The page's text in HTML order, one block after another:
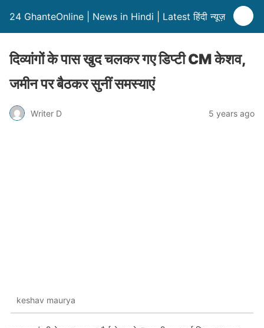
24 GhanteOnline | News in Hindi | Latest हिंदी न्यूज़
दिव्यांगों के पास खुद चलकर गए डिप्टी CM केशव,
जमीन पर बैठकर सुनीं समस्याएं
Writer D 5 years ago
keshav maurya